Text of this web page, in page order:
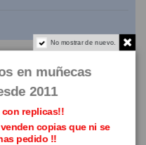
No mostrar de nuevo.
en muñecas
2011
con replicas!!
copias que ni se
pedido !!